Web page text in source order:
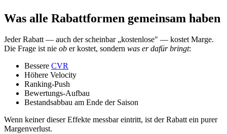
Was alle Rabattformen gemeinsam haben
Jeder Rabatt — auch der scheinbar „kostenlose" — kostet Marge.
Die Frage ist nie ob er kostet, sondern was er dafür bringt:
Bessere CVR
Höhere Velocity
Ranking-Push
Bewertungs-Aufbau
Bestandsabbau am Ende der Saison
Wenn keiner dieser Effekte messbar eintritt, ist der Rabatt ein purer
Margenverlust.